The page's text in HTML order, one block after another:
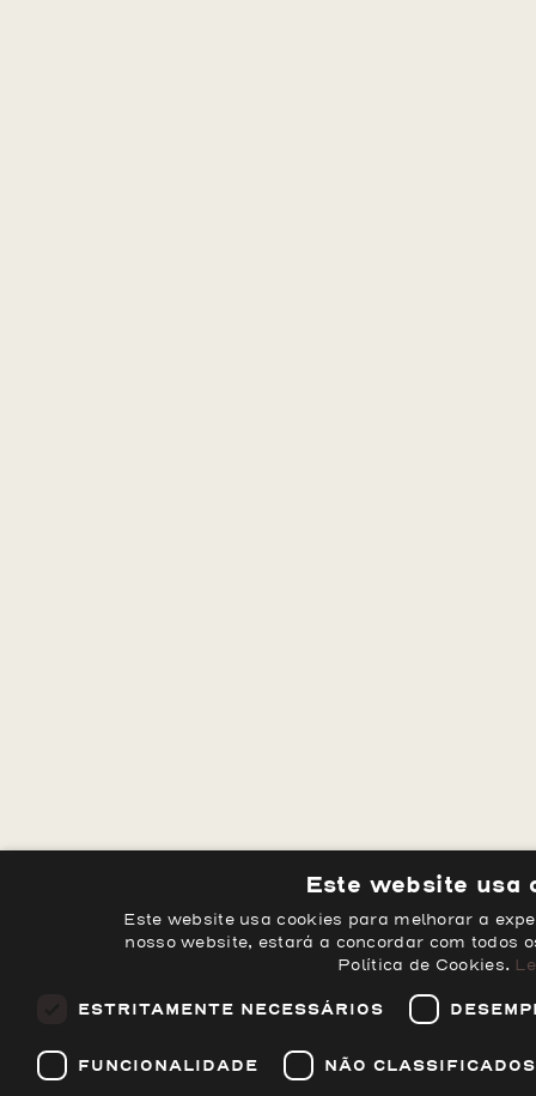
Este website usa
Este website usa cookies para melhorar a
nosso website, estará a concordar com todos
Política de Cookies.
ESTRITAMENTE NECESSÁRIOS
FUNCIONALIDADE NÃO CLASSIFICADOS